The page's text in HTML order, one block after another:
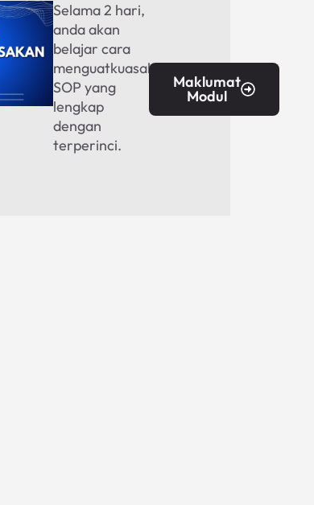
Selama 2 hari,
anda akan
belajar cara
menguatkuasakan
SOP yang
lengkap
dengan
terperinci.
Maklumat
Modul